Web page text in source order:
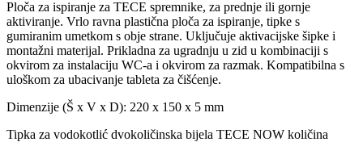
Ploča za ispiranje za TECE spremnike, za prednje ili gornje
aktiviranje. Vrlo ravna plastična ploča za ispiranje, tipke s
gumiranim umetkom s obje strane. Uključuje aktivacijske šipke i
montažni materijal. Prikladna za ugradnju u zid u kombinaciji s
okvirom za instalaciju WC-a i okvirom za razmak. Kompatibilna s
uloškom za ubacivanje tableta za čišćenje.
Dimenzije (Š x V x D): 220 x 150 x 5 mm
Tipka za vodokotlić dvokoličinska bijela TECE NOW količina